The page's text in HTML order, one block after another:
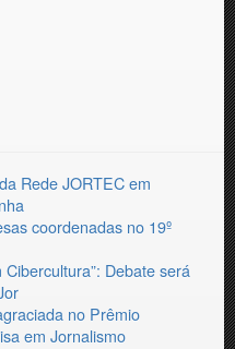
Rede JORTEC em
coordenadas no 19º
Debate será
no Prêmio
em Jornalismo